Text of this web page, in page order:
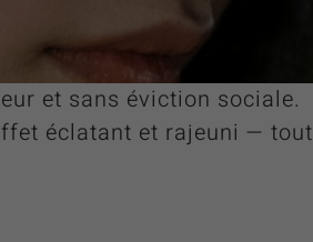
et sans éviction sociale.
éclatant et rajeuni — tout